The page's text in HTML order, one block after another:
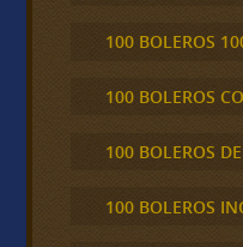
100 BOLEROS
100 BOLEROS
100 BOLEROS
100 BOLEROS